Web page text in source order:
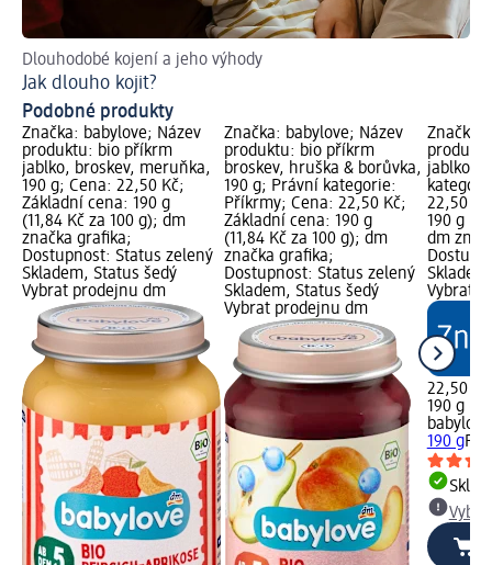
Dlouhodobé kojení a jeho výhody
Jak dlouho kojit?
Podobné produkty
Značka: babylove; Název
produktu: bio příkrm
jablko, broskev, meruňka,
190 g; Cena: 22,50 Kč;
Základní cena: 190 g
(11,84 Kč za 100 g); dm
značka grafika;
Dostupnost: Status zelený
Skladem, Status šedý
Vybrat prodejnu dm
Značka: babylove; Název
produktu: bio příkrm
broskev, hruška & borůvka,
190 g; Právní kategorie:
Příkrmy; Cena: 22,50 Kč;
Základní cena: 190 g
(11,84 Kč za 100 g); dm
značka grafika;
Dostupnost: Status zelený
Skladem, Status šedý
Vybrat prodejnu dm
Značka:
jablko,
22,50
190 g
dm
Vybrat
22,50 Kč
190 g
babylove
190 g